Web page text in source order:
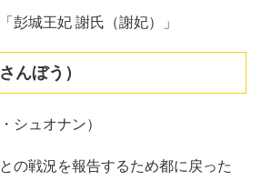
彭城王妃 謝氏（謝妃）」
んぼう）
シュオナン）
の戦況を報告するため都に戻った